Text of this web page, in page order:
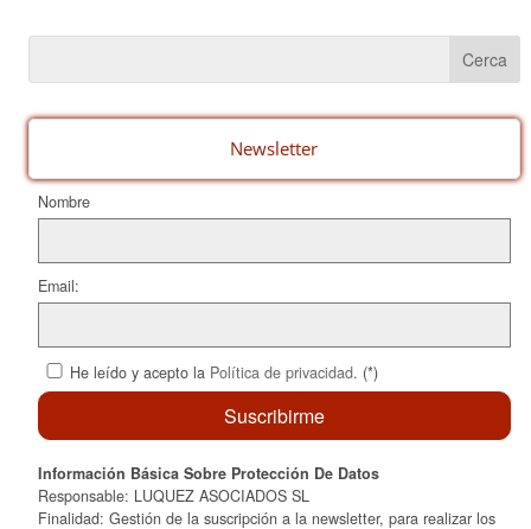
e
b
o
k
e
st
p
ar
te
ix
Newsletter
Nombre
Email:
He leído y acepto la Política de privacidad. (*)
Información Básica Sobre Protección De Datos
Responsable: LUQUEZ ASOCIADOS SL
Finalidad: Gestión de la suscripción a la newsletter, para realizar los